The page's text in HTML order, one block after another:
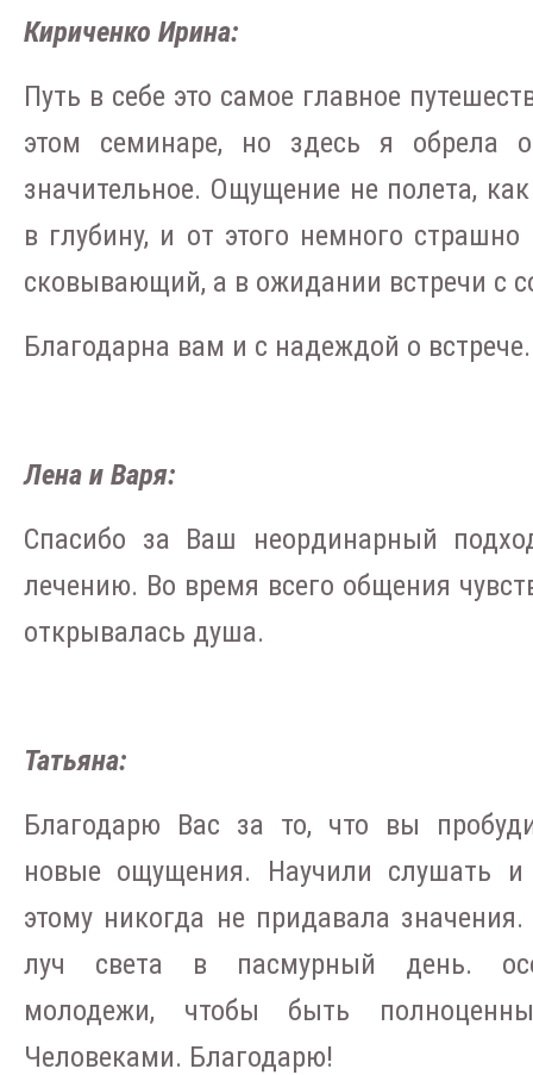
Кириченко Ирина:
Путь в себе это самое главное
этом семинаре, но здесь я обрела
значительное. Ощущение не полета,
в глубину, и от этого немного
сковывающий, а в ожидании встречи с
Благодарна вам и с надеждой о встрече.
Лена и Варя:
Спасибо за Ваш неординарный
лечению. Во время всего общения
открывалась душа.
Татьяна:
Благодарю Вас за то, что вы
новые ощущения. Научили слушать и
этому никогда не придавала
луч света в пасмурный день.
молодежи, чтобы быть
Человеками. Благодарю!